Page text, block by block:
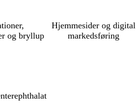
og bryllup
Hjemmesider og digital
markedsføring